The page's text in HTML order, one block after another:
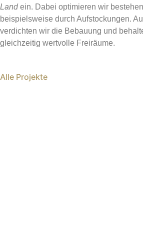
Landein. Dabei optimieren wir
beispielsweise durch Aufstockungen.
verdichten wir die Bebauung und
gleichzeitig wertvolle Freiräume.
Alle Projekte